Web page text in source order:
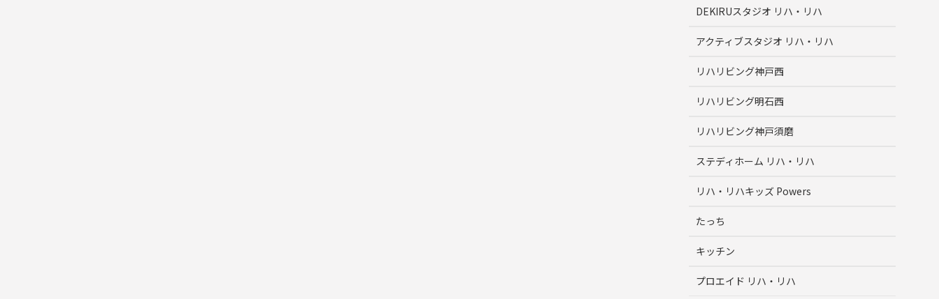
DEKIRUスタジオ リハ・リハ
アクティブスタジオ リハ・リハ
リハリビング神戸西
リハリビング明石西
リハリビング神戸須磨
ステディホーム リハ・リハ
リハ・リハキッズ Powers
たっち
キッチン
プロエイド リハ・リハ